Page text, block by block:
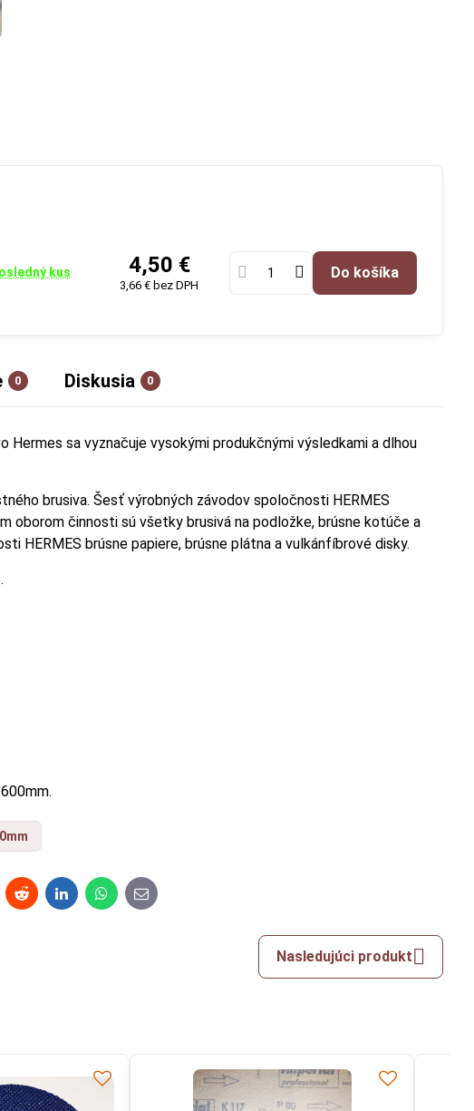
kus 4,50 €
3,66 € bez DPH
Do košíka
0 Diskusia 0
Hermes sa vyznačuje vysokými produkčnými výsledkami a dlhou
brusiva. Šesť výrobných závodov spoločnosti HERMES
oborom činnosti sú všetky brusivá na podložke, brúsne kotúče a
HERMES brúsne papiere, brúsne plátna a vulkánfíbrové disky.
RedditLinkedInWhatsApp
E-
mail
Nasledujúci produkt